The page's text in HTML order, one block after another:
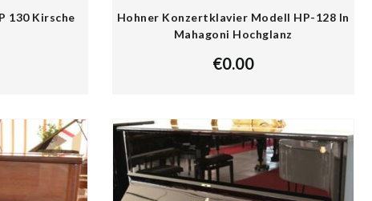
130 Kirsche
Hohner Konzertklavier Modell HP-128 In
Mahagoni Hochglanz
€0.00